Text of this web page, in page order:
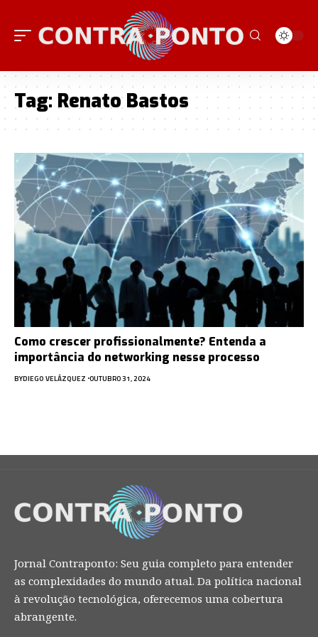
Tag: Renato Bastos
Como crescer profissionalmente? Entenda a
importância do networking nesse processo
BYDIEGO VELÁZQUEZ OUTUBRO 31, 2024
Jornal Contraponto: Seu guia completo para entender
as complexidades do mundo atual. Da política nacional
à revolução tecnológica, oferecemos uma cobertura
abrangente.